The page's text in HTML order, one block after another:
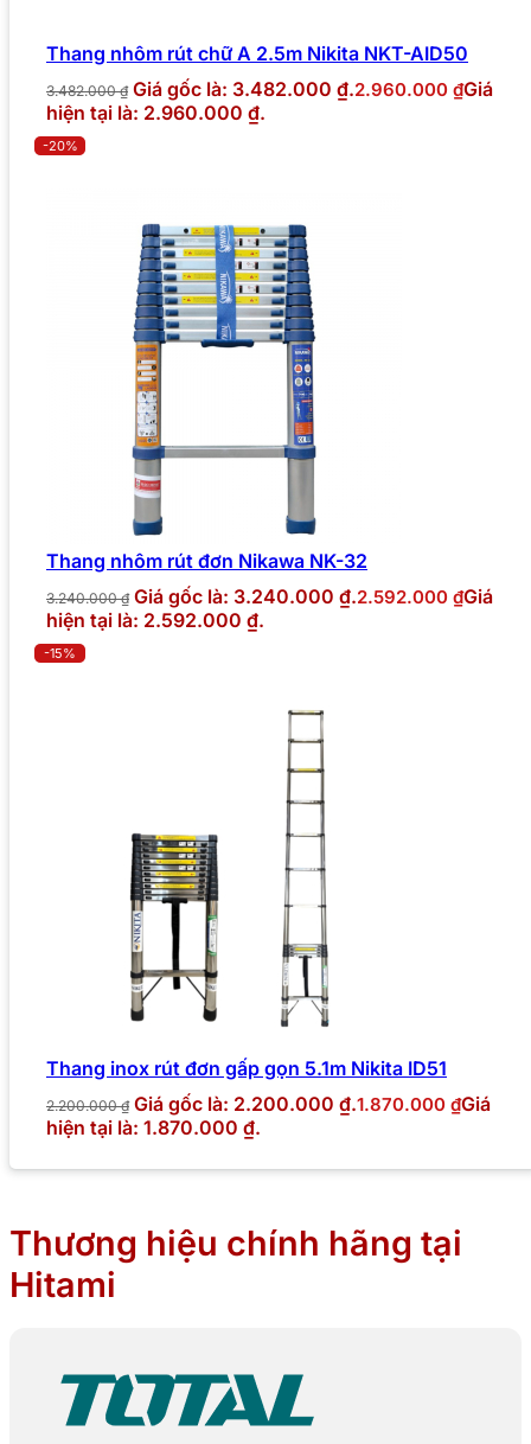
Thang nhôm rút chữ A 2.5m Nikita NKT-AID50
3.482.000₫ Giá gốc là: 3.482.000 ₫.2.960.000 ₫Giá
hiện tại là: 2.960.000 ₫.
-20%
Thang nhôm rút đơn Nikawa NK-32
3.240.000₫ Giá gốc là: 3.240.000 ₫.2.592.000 ₫Giá
hiện tại là: 2.592.000 ₫.
-15%
Thang inox rút đơn gấp gọn 5.1m Nikita ID51
2.200.000₫ Giá gốc là: 2.200.000 ₫.1.870.000 ₫Giá
hiện tại là: 1.870.000 ₫.
Thương hiệu chính hãng tại
Hitami